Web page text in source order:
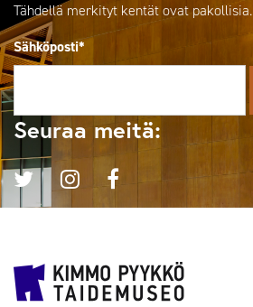
Tähdellä merkityt kentät ovat pakollisia.
Sähköposti*
Seuraa meitä: